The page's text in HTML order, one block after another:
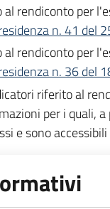
rendiconto per
n. 41 del
rendiconto per
n. 36 del
riferito al
per i quali,
e sono